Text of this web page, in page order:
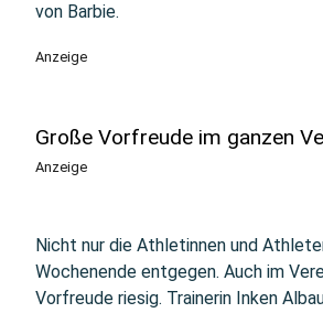
von Barbie.
Anzeige
Große Vorfreude im ganzen
Anzeige
Nicht nur die Athletinnen und
Wochenende entgegen. Auch im
Vorfreude riesig. Trainerin Inken